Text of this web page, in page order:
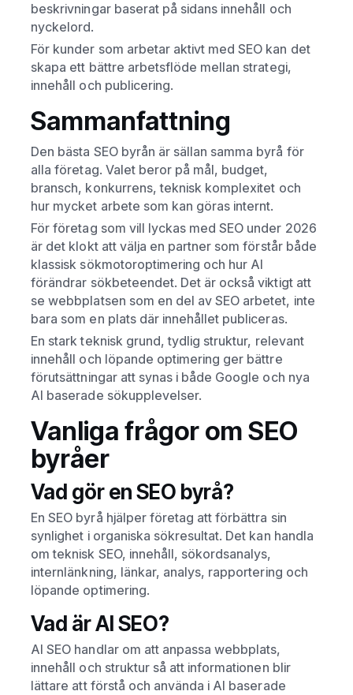
beskrivningar baserat på sidans innehåll och
nyckelord.
För kunder som arbetar aktivt med SEO kan det
skapa ett bättre arbetsflöde mellan strategi,
innehåll och publicering.
Sammanfattning
Den bästa SEO byrån är sällan samma byrå för
alla företag. Valet beror på mål, budget,
bransch, konkurrens, teknisk komplexitet och
hur mycket arbete som kan göras internt.
För företag som vill lyckas med SEO under 2026
är det klokt att välja en partner som förstår både
klassisk sökmotoroptimering och hur AI
förändrar sökbeteendet. Det är också viktigt att
se webbplatsen som en del av SEO arbetet, inte
bara som en plats där innehållet publiceras.
En stark teknisk grund, tydlig struktur, relevant
innehåll och löpande optimering ger bättre
förutsättningar att synas i både Google och nya
AI baserade sökupplevelser.
Vanliga frågor om SEO
byråer
Vad gör en SEO byrå?
En SEO byrå hjälper företag att förbättra sin
synlighet i organiska sökresultat. Det kan handla
om teknisk SEO, innehåll, sökordsanalys,
internlänkning, länkar, analys, rapportering och
löpande optimering.
Vad är AI SEO?
AI SEO handlar om att anpassa webbplats,
innehåll och struktur så att informationen blir
lättare att förstå och använda i AI baserade